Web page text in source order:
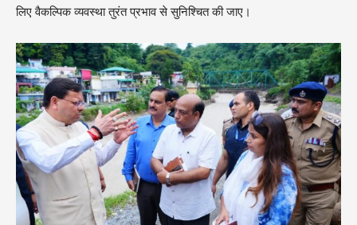
लिए वैकल्पिक व्यवस्था तुरंत प्रभाव से सुनिश्चित की जाए।